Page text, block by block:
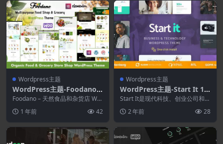
Wordpress主题
WordPress主题-Foodano
1.2.1–食品商店和市场Word
Press主题
Foodano – 天然食品和杂货店 Wor
1 年前 42
Wordpress主题
WordPress主题-Start It 1.
1.6–技术与启动WordPress
主题
Start It是现代科技、创业公司和创
具有创新性...
2 年前 28